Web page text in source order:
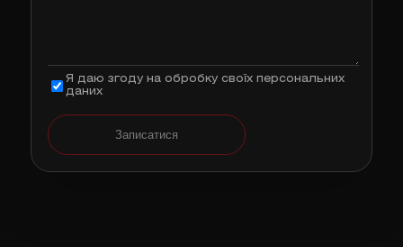
Я даю згоду на обробку своїх персональних
даних
Записатися